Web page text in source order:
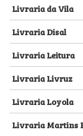
Livraria da Vila
Livraria Disal
Livraria Leitura
Livraria Livruz
Livraria Loyola
Livraria Martins